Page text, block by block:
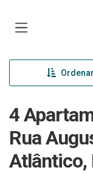
Ordenar
4
Rua
Atlântico,